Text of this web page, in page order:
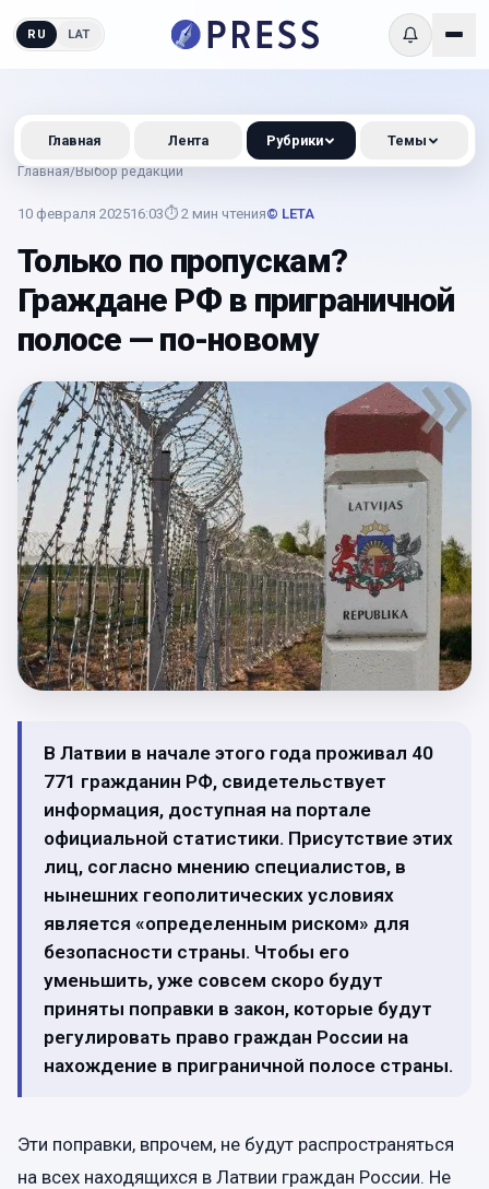
RU LAT
Главная/Выбор редакции
10 февраля 202516:03⏱ 2 мин чтения© LETA
Только по пропускам?
Граждане РФ в приграничной
полосе — по-новому
В Латвии в начале этого года проживал 40
771 гражданин РФ, свидетельствует
информация, доступная на портале
официальной статистики. Присутствие этих
лиц, согласно мнению специалистов, в
нынешних геополитических условиях
является «определенным риском» для
безопасности страны. Чтобы его
уменьшить, уже совсем скоро будут
приняты поправки в закон, которые будут
регулировать право граждан России на
нахождение в приграничной полосе страны.
Эти поправки, впрочем, не будут распространяться
на всех находящихся в Латвии граждан России. Не
Главная Лента Рубрики Темы